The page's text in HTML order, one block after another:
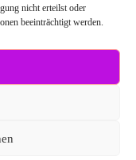
nicht erteilst oder
beeinträchtigt werden.